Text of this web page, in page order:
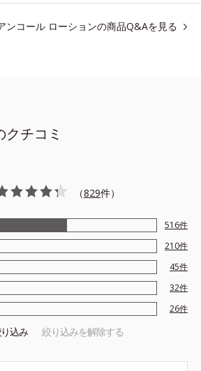
＝保湿成分
ての方にアレルギーが起こらないということで
粧水】アンコール ローション 180mL
により、濃密なコクとみずみずしさを同
たし、パンッと弾むような柔肌に導きま
ンコール ローションの商品Q&Aを見る
チコミ
（829件）
516件
210件
45件
32件
26件
込み 絞り込みを解除する